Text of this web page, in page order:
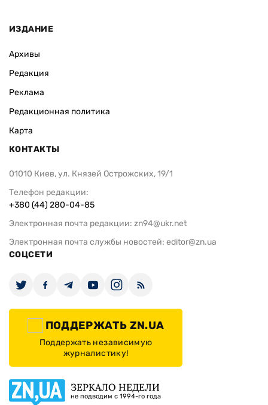
ИЗДАНИЕ
Архивы
Редакция
Реклама
Редакционная политика
Карта
КОНТАКТЫ
01010 Киев, ул. Князей Острожских, 19/1
Телефон редакции:
+380 (44) 280-04-85
Электронная почта редакции: zn94@ukr.net
Электронная почта службы новостей: editor@zn.ua
СОЦСЕТИ
ПОДДЕРЖАТЬ ZN.UA
Поддержать независимую
журналистику!
ЗЕРКАЛО НЕДЕЛИ
не подводим с 1994-го года